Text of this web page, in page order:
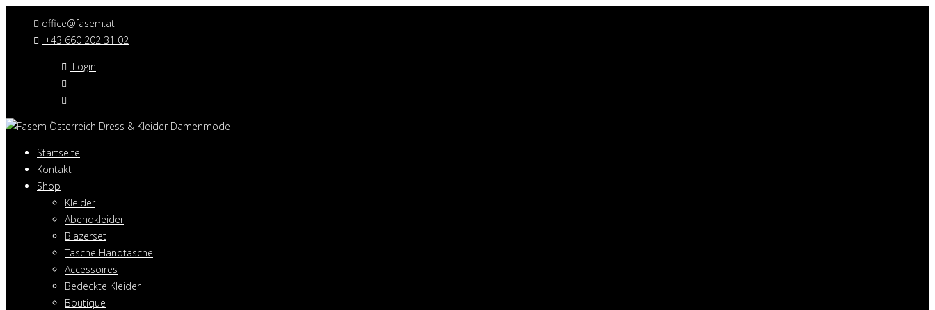
office@fasem.at
+43 660 202 31 02
Login
Startseite
Kontakt
Shop
Kleider
Abendkleider
Blazerset
Tasche Handtasche
Accessoires
Bedeckte Kleider
Boutique